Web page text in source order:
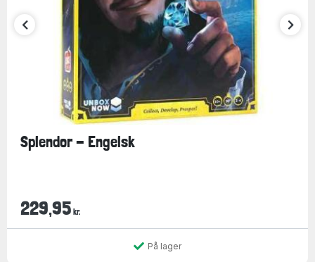
Splendor - Engelsk
229,95 kr.
På lager